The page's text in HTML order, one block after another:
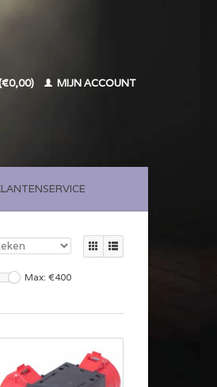
MIJN ACCOUNT
Max: €400